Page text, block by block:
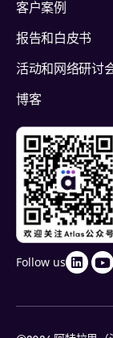
客户案例
报告和白皮书
活动和网络研讨
博客
Follow us